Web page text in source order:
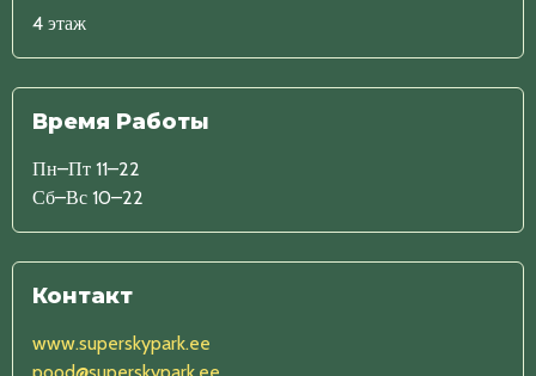
4 этаж
Время Работы
Пн–Пт 11–22
Сб–Вс 10–22
Контакт
www.superskypark.ee